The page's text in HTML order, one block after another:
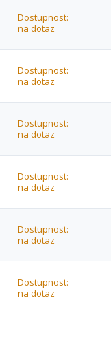
Dostupnost:
na dotaz
Dostupnost:
na dotaz
Dostupnost:
na dotaz
Dostupnost:
na dotaz
Dostupnost:
na dotaz
Dostupnost:
na dotaz